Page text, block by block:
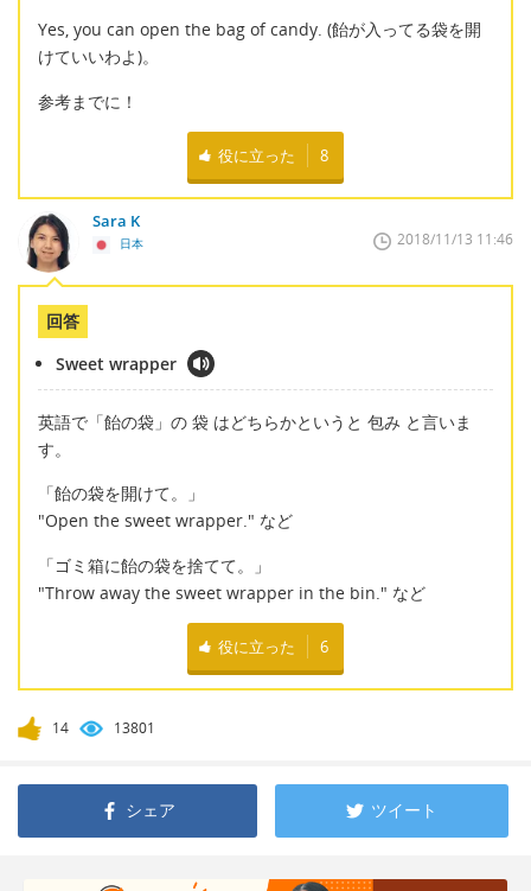
Yes, you can open the bag of candy. (飴が入ってる袋を開
けていいわよ)。
参考までに！
役に立った 8
Sara K
日本 2018/11/13 11:46
回答
Sweet wrapper
英語で「飴の袋」の 袋 はどちらかというと 包み と言いま
す。
「飴の袋を開けて。」
"Open the sweet wrapper." など
「ゴミ箱に飴の袋を捨てて。」
"Throw away the sweet wrapper in the bin." など
役に立った 6
14 13801
シェア ツイート